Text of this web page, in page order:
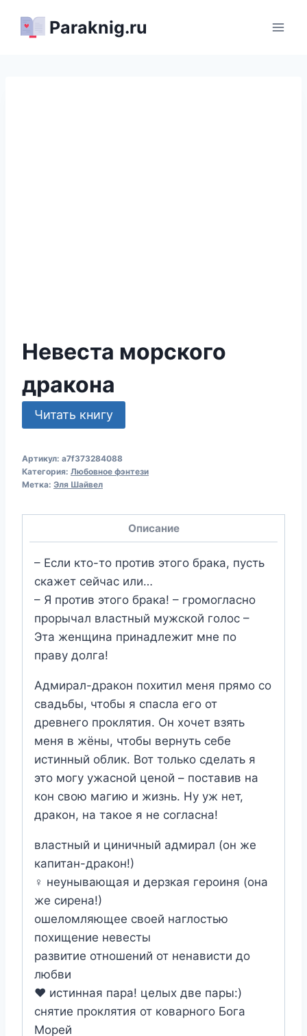
Paraknig.ru
Невеста морского
дракона
Читать книгу
Артикул: a7f373284088
Категория: Любовное фэнтези
Метка: Эля Шайвел
Описание
– Если кто-то против этого брака, пусть
скажет сейчас или…
– Я против этого брака! – громогласно
прорычал властный мужской голос –
Эта женщина принадлежит мне по
праву долга!
Адмирал-дракон похитил меня прямо со
свадьбы, чтобы я спасла его от
древнего проклятия. Он хочет взять
меня в жёны, чтобы вернуть себе
истинный облик. Вот только сделать я
это могу ужасной ценой – поставив на
кон свою магию и жизнь. Ну уж нет,
дракон, на такое я не согласна!
властный и циничный адмирал (он же
капитан-дракон!)
‍♀️ неунывающая и дерзкая героиня (она
же сирена!)
ошеломляющее своей наглостью
похищение невесты
развитие отношений от ненависти до
любви
❤️ истинная пара! целых две пары:)
снятие проклятия от коварного Бога
Морей